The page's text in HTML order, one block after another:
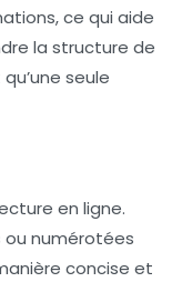
ce qui aide
la structure de
seule
en ligne.
ou numérotées
concise et